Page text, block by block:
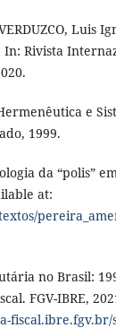
Luis
In: Rivista
e
1999.
da “polis”
at:
no Brasil:
FGV-IBRE,
fiscal.ibre.fgv.br/